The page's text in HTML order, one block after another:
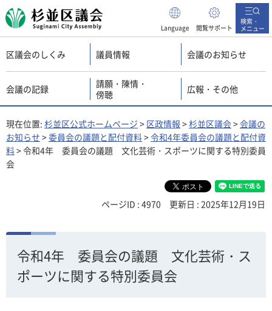
杉並区議会
Language 閲覧サポート
検索・
メニュー
区議会のしくみ 議員情報 会議のお知らせ
会議の記録
請願・陳情・
傍聴
広報・その他
現在位置: 杉並区公式ホームページ > 区政情報 >杉並区議会>会議の
お知らせ >委員会の議題と配付資料>令和4年委員会の議題と配付資
料> 令和4年 委員会の議題 文化芸術・スポーツに関する特別委員
会
ページID : 4970 更新日 : 2025年12月19日
令和4年 委員会の議題 文化芸術・ス
ポーツに関する特別委員会